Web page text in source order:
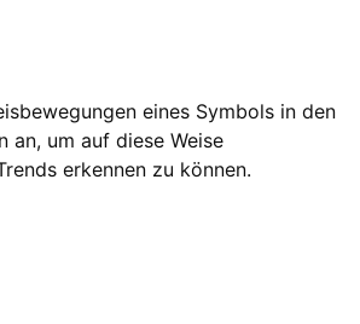
eines Symbols in den
an, um auf diese Weise
erkennen zu können.